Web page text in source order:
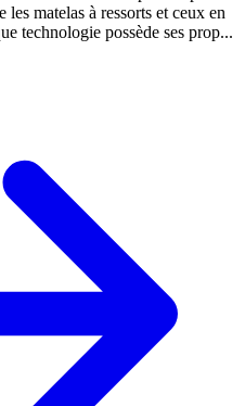
matelas à ressorts et ceux en
technologie possède ses prop...